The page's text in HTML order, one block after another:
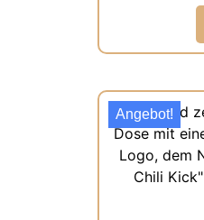
Angebot!